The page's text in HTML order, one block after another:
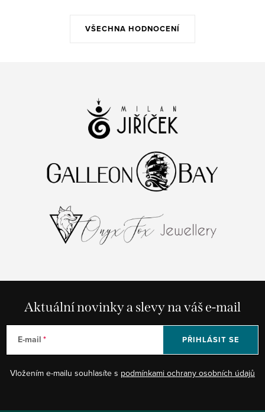
VŠECHNA HODNOCENÍ
Aktuální novinky a slevy na váš e-mail
E-mail
Vložením e-mailu souhlasíte s podmínkami ochrany osobních údajů
PŘIHLÁSIT SE